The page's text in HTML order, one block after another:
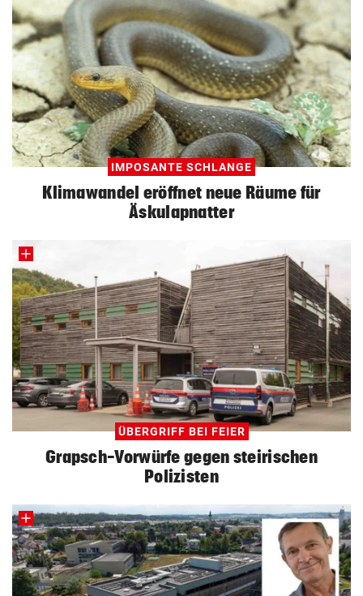
IMPOSANTE SCHLANGE
Klimawandel eröffnet neue Räume für
Äskulapnatter
ÜBERGRIFF BEI FEIER
Grapsch-Vorwürfe gegen steirischen
Polizisten